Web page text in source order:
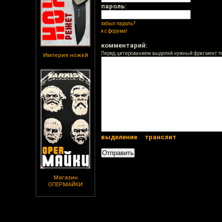
Империя ножей
Магазин
ОПЕРМАЙКИ
пароль:
забыл пароль?
я с форума!
комментарий:
Перед цитированием выделяй нужный фрагмент
выделение транслит